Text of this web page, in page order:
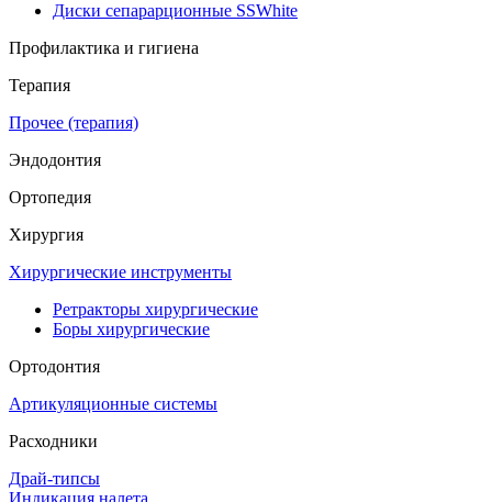
Диски сепарарционные SSWhite
Профилактика и гигиена
Терапия
Прочее (терапия)
Эндодонтия
Ортопедия
Хирургия
Хирургические инструменты
Ретракторы хирургические
Боры хирургические
Ортодонтия
Артикуляционные системы
Расходники
Драй-типсы
Индикация налета